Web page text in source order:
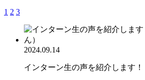
1 2 3
2024.09.14
インターン生の声を紹介します！